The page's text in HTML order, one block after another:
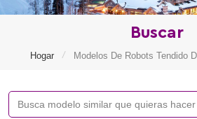
Buscar
Hogar / Modelos De Robots Tendido